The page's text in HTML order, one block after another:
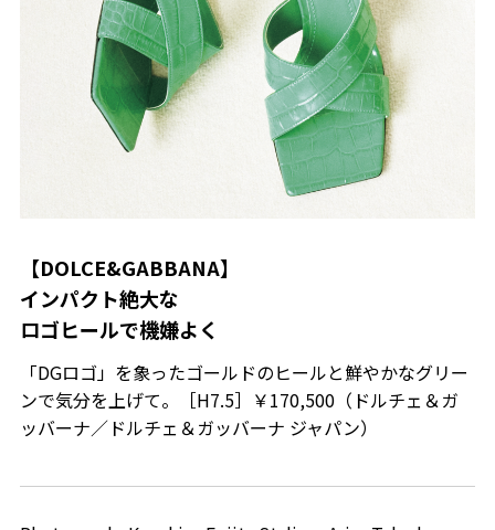
【DOLCE&GABBANA】
インパクト絶大な
ロゴヒールで機嫌よく
「DGロゴ」を象ったゴールドのヒールと鮮やかなグリー
ンで気分を上げて。［H7.5］￥170,500（ドルチェ＆ガ
ッバーナ／ドルチェ＆ガッバーナ ジャパン）